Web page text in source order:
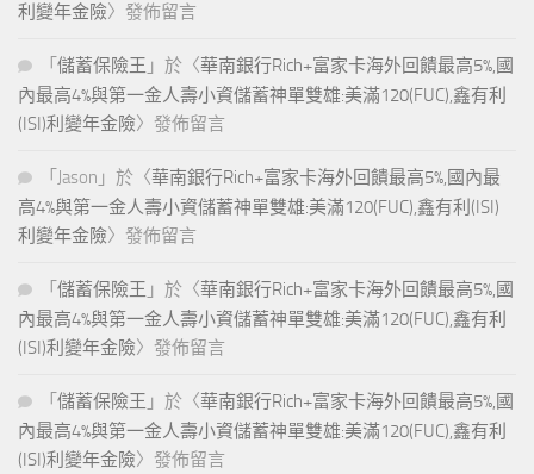
利變年金險〉發佈留言
「 儲蓄保險王 」於〈華南銀行Rich+富家卡海外回饋最高5%,國
內最高4%與第一金人壽小資儲蓄神單雙雄:美滿120(FUC),鑫有利
(ISI)利變年金險〉發佈留言
「 Jason 」於〈華南銀行Rich+富家卡海外回饋最高5%,國內最
高4%與第一金人壽小資儲蓄神單雙雄:美滿120(FUC),鑫有利(ISI)
利變年金險〉發佈留言
「 儲蓄保險王 」於〈華南銀行Rich+富家卡海外回饋最高5%,國
內最高4%與第一金人壽小資儲蓄神單雙雄:美滿120(FUC),鑫有利
(ISI)利變年金險〉發佈留言
「 儲蓄保險王 」於〈華南銀行Rich+富家卡海外回饋最高5%,國
內最高4%與第一金人壽小資儲蓄神單雙雄:美滿120(FUC),鑫有利
(ISI)利變年金險〉發佈留言